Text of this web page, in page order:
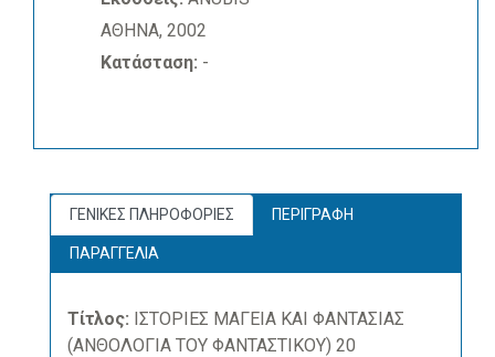
ΑΘΗΝΑ, 2002
Κατάσταση: -
ΓΕΝΙΚΕΣ ΠΛΗΡΟΦΟΡΙΕΣ ΠΕΡΙΓΡΑΦΗ
ΠΑΡΑΓΓΕΛΙΑ
Τίτλος: ΙΣΤΟΡΙΕΣ ΜΑΓΕΙΑ ΚΑΙ ΦΑΝΤΑΣΙΑΣ
(ΑΝΘΟΛΟΓΙΑ ΤΟΥ ΦΑΝΤΑΣΤΙΚΟΥ) 20